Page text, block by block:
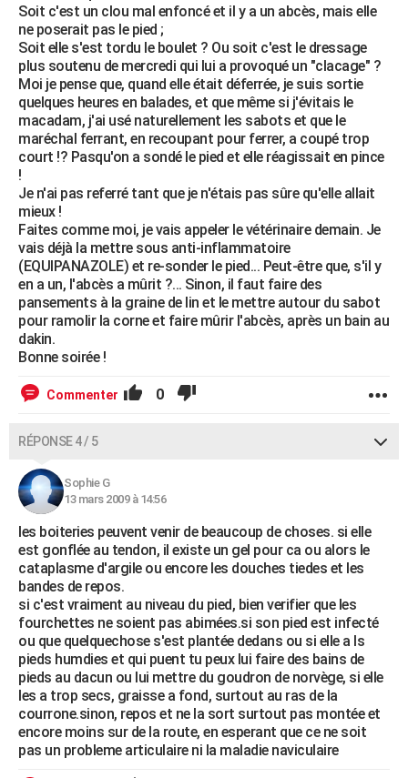
Soit c'est un clou mal enfoncé et il y a un abcès, mais elle
ne poserait pas le pied ;
Soit elle s'est tordu le boulet ? Ou soit c'est le dressage
plus soutenu de mercredi qui lui a provoqué un "clacage" ?
Moi je pense que, quand elle était déferrée, je suis sortie
quelques heures en balades, et que même si j'évitais le
macadam, j'ai usé naturellement les sabots et que le
maréchal ferrant, en recoupant pour ferrer, a coupé trop
court !? Pasqu'on a sondé le pied et elle réagissait en pince
!
Je n'ai pas referré tant que je n'étais pas sûre qu'elle allait
mieux !
Faites comme moi, je vais appeler le vétérinaire demain. Je
vais déjà la mettre sous anti-inflammatoire
(EQUIPANAZOLE) et re-sonder le pied... Peut-être que, s'il y
en a un, l'abcès a mûrit ?... Sinon, il faut faire des
pansements à la graine de lin et le mettre autour du sabot
pour ramolir la corne et faire mûrir l'abcès, après un bain au
dakin.
Bonne soirée !
Commenter 0
RÉPONSE 4 / 5
Sophie G
13 mars 2009 à 14:56
les boiteries peuvent venir de beaucoup de choses. si elle
est gonflée au tendon, il existe un gel pour ca ou alors le
cataplasme d'argile ou encore les douches tiedes et les
bandes de repos.
si c'est vraiment au niveau du pied, bien verifier que les
fourchettes ne soient pas abimées.si son pied est infecté
ou que quelquechose s'est plantée dedans ou si elle a ls
pieds humdies et qui puent tu peux lui faire des bains de
pieds au dacun ou lui mettre du goudron de norvège, si elle
les a trop secs, graisse a fond, surtout au ras de la
courrone.sinon, repos et ne la sort surtout pas montée et
encore moins sur de la route, en esperant que ce ne soit
pas un probleme articulaire ni la maladie naviculaire